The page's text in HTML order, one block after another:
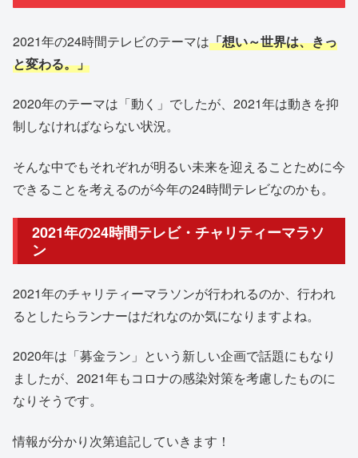
2021年の24時間テレビのテーマは「想い～世界は、きっ
と変わる。」
2020年のテーマは「動く」でしたが、2021年は動きを抑
制しなければならない状況。
そんな中でもそれぞれが明るい未来を迎えることために今
できることを考えるのが今年の24時間テレビなのかも。
2021年の24時間テレビ・チャリティーマラソ
ン
2021年のチャリティーマラソンが行われるのか、行われ
るとしたらランナーはだれなのか気になりますよね。
2020年は「募金ラン」という新しい企画で話題にもなり
ましたが、2021年もコロナの感染対策を考慮したものに
なりそうです。
情報が分かり次第追記していきます！